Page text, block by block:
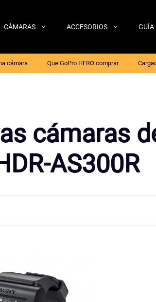
CÁMARAS ACCESORIOS GUÍA
cámara Que GoPro HERO comprar
cámaras
AS300R